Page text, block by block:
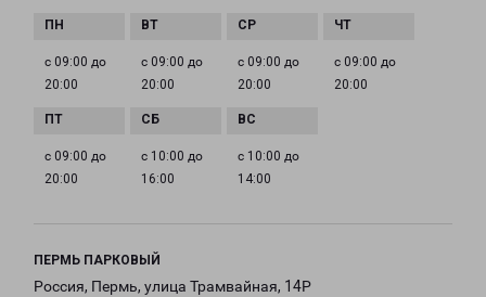
с 09:00 до
20:00
с 09:00 до
20:00
с 09:00 до
20:00
с 09:00 до
20:00
с 09:00 до
20:00
с 10:00 до
16:00
с 10:00 до
14:00
ПЕРМЬ ПАРКОВЫЙ
Россия, Пермь, улица Трамвайная, 14Р